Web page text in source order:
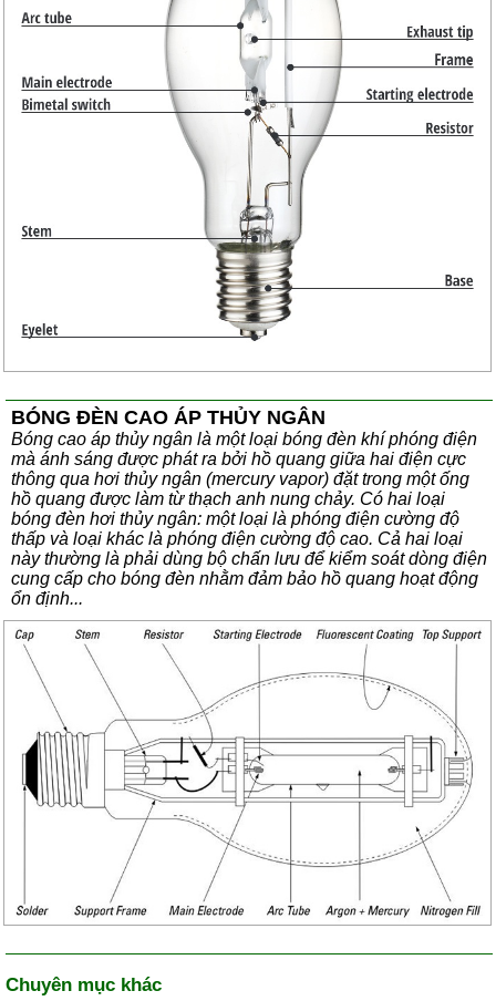
BÓNG ĐÈN CAO ÁP THỦY NGÂN
Bóng cao áp thủy ngân là một loại bóng đèn khí phóng điện
mà ánh sáng được phát ra bởi hồ quang giữa hai điện cực
thông qua hơi thủy ngân (mercury vapor) đặt trong một ống
hồ quang được làm từ thạch anh nung chảy. Có hai loại
bóng đèn hơi thủy ngân: một loại là phóng điện cường độ
thấp và loại khác là phóng điện cường độ cao. Cả hai loại
này thường là phải dùng bộ chấn lưu để kiểm soát dòng điện
cung cấp cho bóng đèn nhằm đảm bảo hồ quang hoạt động
ổn định...
Chuyên mục khác